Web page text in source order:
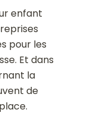
enfant
pour les
Et dans
la
de